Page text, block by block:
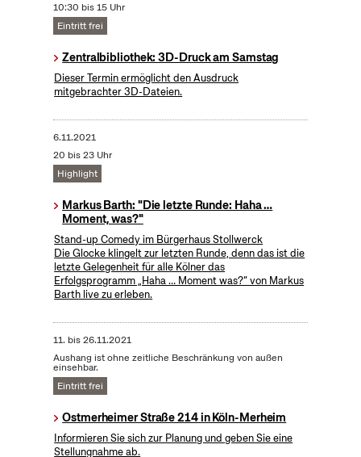
10:30 bis 15 Uhr
Eintritt frei
Zentralbibliothek: 3D-Druck am Samstag
Dieser Termin ermöglicht den Ausdruck
mitgebrachter 3D-Dateien.
6.11.2021
20 bis 23 Uhr
Highlight
Markus Barth: "Die letzte Runde: Haha …
Moment, was?"
Stand-up Comedy im Bürgerhaus Stollwerck
Die Glocke klingelt zur letzten Runde, denn das ist die
letzte Gelegenheit für alle Kölner das
Erfolgsprogramm „Haha … Moment was?“ von Markus
Barth live zu erleben.
11. bis26.11.2021
Aushang ist ohne zeitliche Beschränkung von außen
einsehbar.
Eintritt frei
Ostmerheimer Straße 214 in Köln-Merheim
Informieren Sie sich zur Planung und geben Sie eine
Stellungnahme ab.